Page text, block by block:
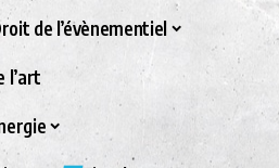
de l’évènementiel
l’art